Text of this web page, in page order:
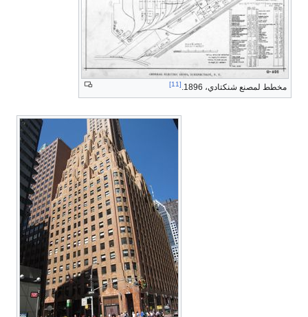
مخطط لمصنع شنكتادي، 1896. [11]